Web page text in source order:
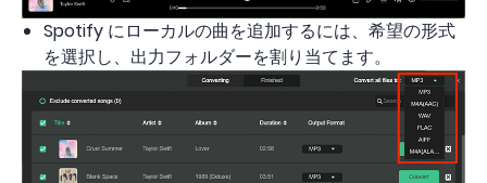
Spotify にローカルの曲を追加するには、希望の形式
を選択し、出力フォルダーを割り当てます。